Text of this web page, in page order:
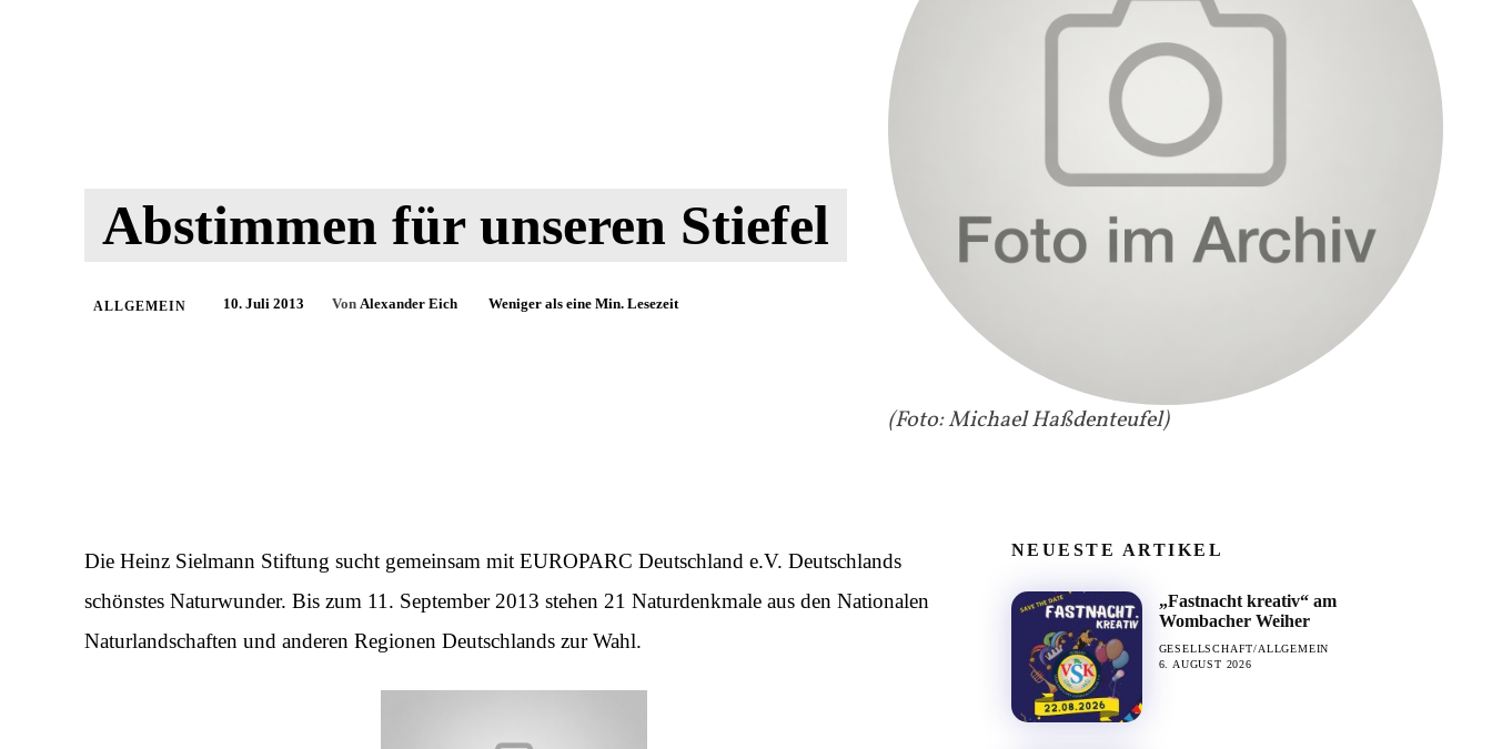
(Foto: Michael Haßdenteufel)
Abstimmen für unseren Stiefel
ALLGEMEIN 10. Juli 2013 Von Alexander Eich Weniger als eine Min. Lesezeit
Die Heinz Sielmann Stiftung sucht gemeinsam mit EUROPARC Deutschland e.V. Deutschlands
schönstes Naturwunder. Bis zum 11. September 2013 stehen 21 Naturdenkmale aus den Nationalen
Naturlandschaften und anderen Regionen Deutschlands zur Wahl.
NEUESTE ARTIKEL
„Fastnacht kreativ“ am
Wombacher Weiher
GESELLSCHAFT/ALLGEMEIN
6. AUGUST 2026